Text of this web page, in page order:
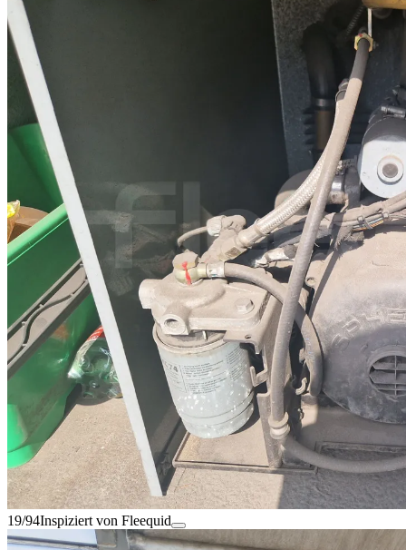
19/94Inspiziert von Fleequid